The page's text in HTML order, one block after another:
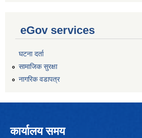
eGov services
घटना दर्ता
सामाजिक सुरक्षा
नागरिक वडापत्र
कार्यालय समय